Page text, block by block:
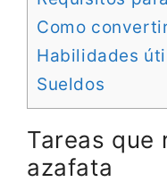
Como
Habilidades
Sueldos
Tareas que
azafata